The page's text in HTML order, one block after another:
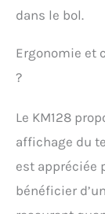
dans le bol.
Ergonomie et
?
Le KM128
affichage du
est appréciée
bénéficier